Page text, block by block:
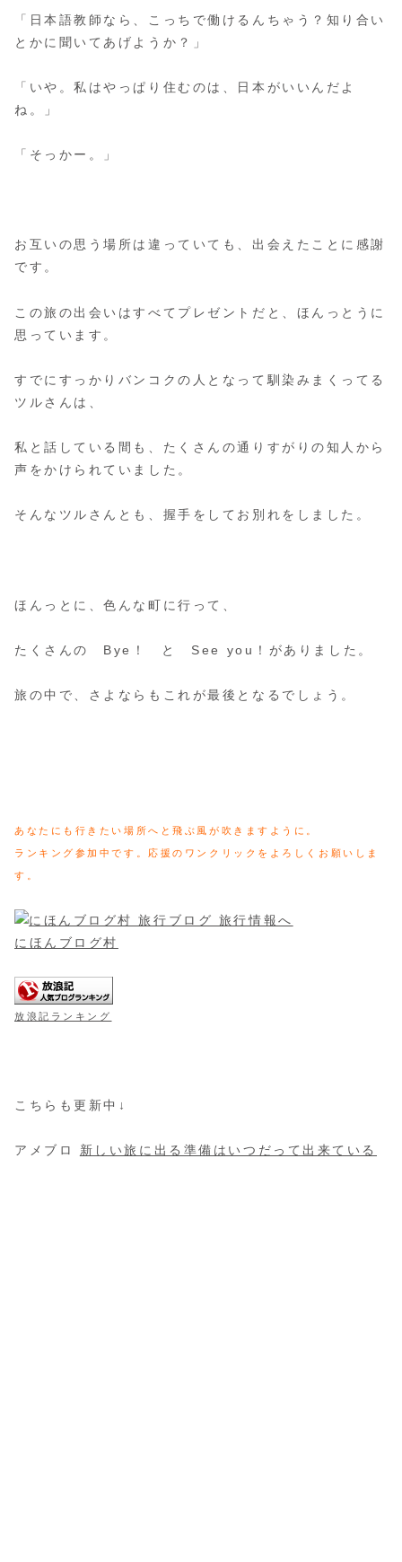
「日本語教師なら、こっちで働けるんちゃう？知り合い
とかに聞いてあげようか？」
「いや。私はやっぱり住むのは、日本がいいんだよ
ね。」
「そっかー。」
お互いの思う場所は違っていても、出会えたことに感謝
です。
この旅の出会いはすべてプレゼントだと、ほんっとうに
思っています。
すでにすっかりバンコクの人となって馴染みまくってる
ツルさんは、
私と話している間も、たくさんの通りすがりの知人から
声をかけられていました。
そんなツルさんとも、握手をしてお別れをしました。
ほんっとに、色んな町に行って、
たくさんの Bye！ と See you！がありました。
旅の中で、さよならもこれが最後となるでしょう。
あなたにも行きたい場所へと飛ぶ風が吹きますように。
ランキング参加中です。応援のワンクリックをよろしくお願いしま
す。
にほんブログ村
放浪記ランキング
こちらも更新中↓
アメブロ 新しい旅に出る準備はいつだって出来ている